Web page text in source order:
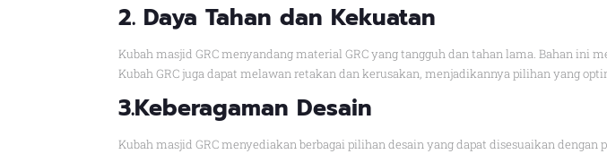
2. Daya Tahan dan Kekuatan
Kubah masjid GRC menyandang material GRC yang tangguh dan tahan lama. Bahan
Kubah GRC juga dapat melawan retakan dan kerusakan, menjadikannya pilihan yang
3.Keberagaman Desain
Kubah masjid GRC menyediakan berbagai pilihan desain yang dapat disesuaikan